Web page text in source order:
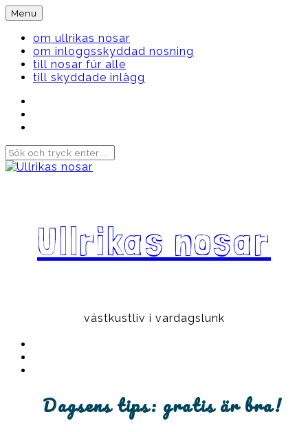
Skip
to
content
Menu
om ullrikas nosar
om inloggsskyddad nosning
till nosar für alle
till skyddade inlägg
Ullrikas nosar
västkustliv i vardagslunk
Dagsens tips: gratis är bra!